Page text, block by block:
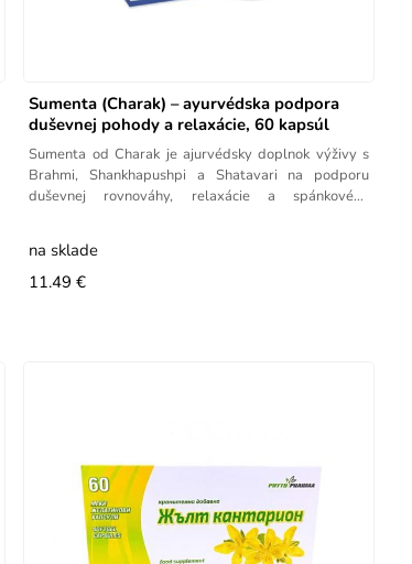
Sumenta (Charak) – ayurvédska podpora
duševnej pohody a relaxácie, 60 kapsúl
Sumenta od Charak je ajurvédsky doplnok výživy s
Brahmi, Shankhapushpi a Shatavari na podporu
duševnej rovnováhy, relaxácie a spánkového
na sklade
11.49 €